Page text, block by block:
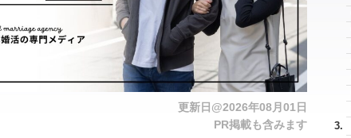
更新日@2026年08月01日
PR掲載も含みます